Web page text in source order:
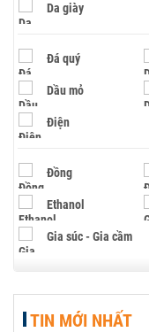
Da giày
Đá quý
Dầu mỏ
Điện
Đồng
Ethanol
Gia súc - Gia cầm
Hạt điều
TIN MỚI NHẤT